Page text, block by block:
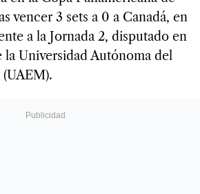
vencer 3 sets a 0 a Canadá, en
a la Jornada 2, disputado en
la Universidad Autónoma del